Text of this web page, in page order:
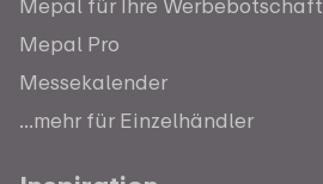
Mepal Pro
Messekalender
...mehr für Einzelhändler